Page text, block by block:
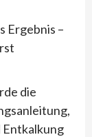
Ergebnis –
die
Entkalkung